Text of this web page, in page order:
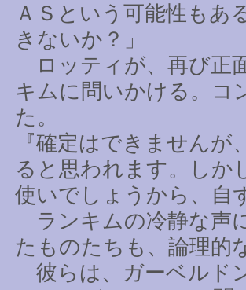
ＡＳという可能性もあ
きないか？」
ロッティが、再び正
キムに問いかける。コ
た。
『確定はできません
ると思われます。しか
使いでしょうから、自
ランキムの冷静な声
たものたちも、論理的
彼らは、ガーベルド